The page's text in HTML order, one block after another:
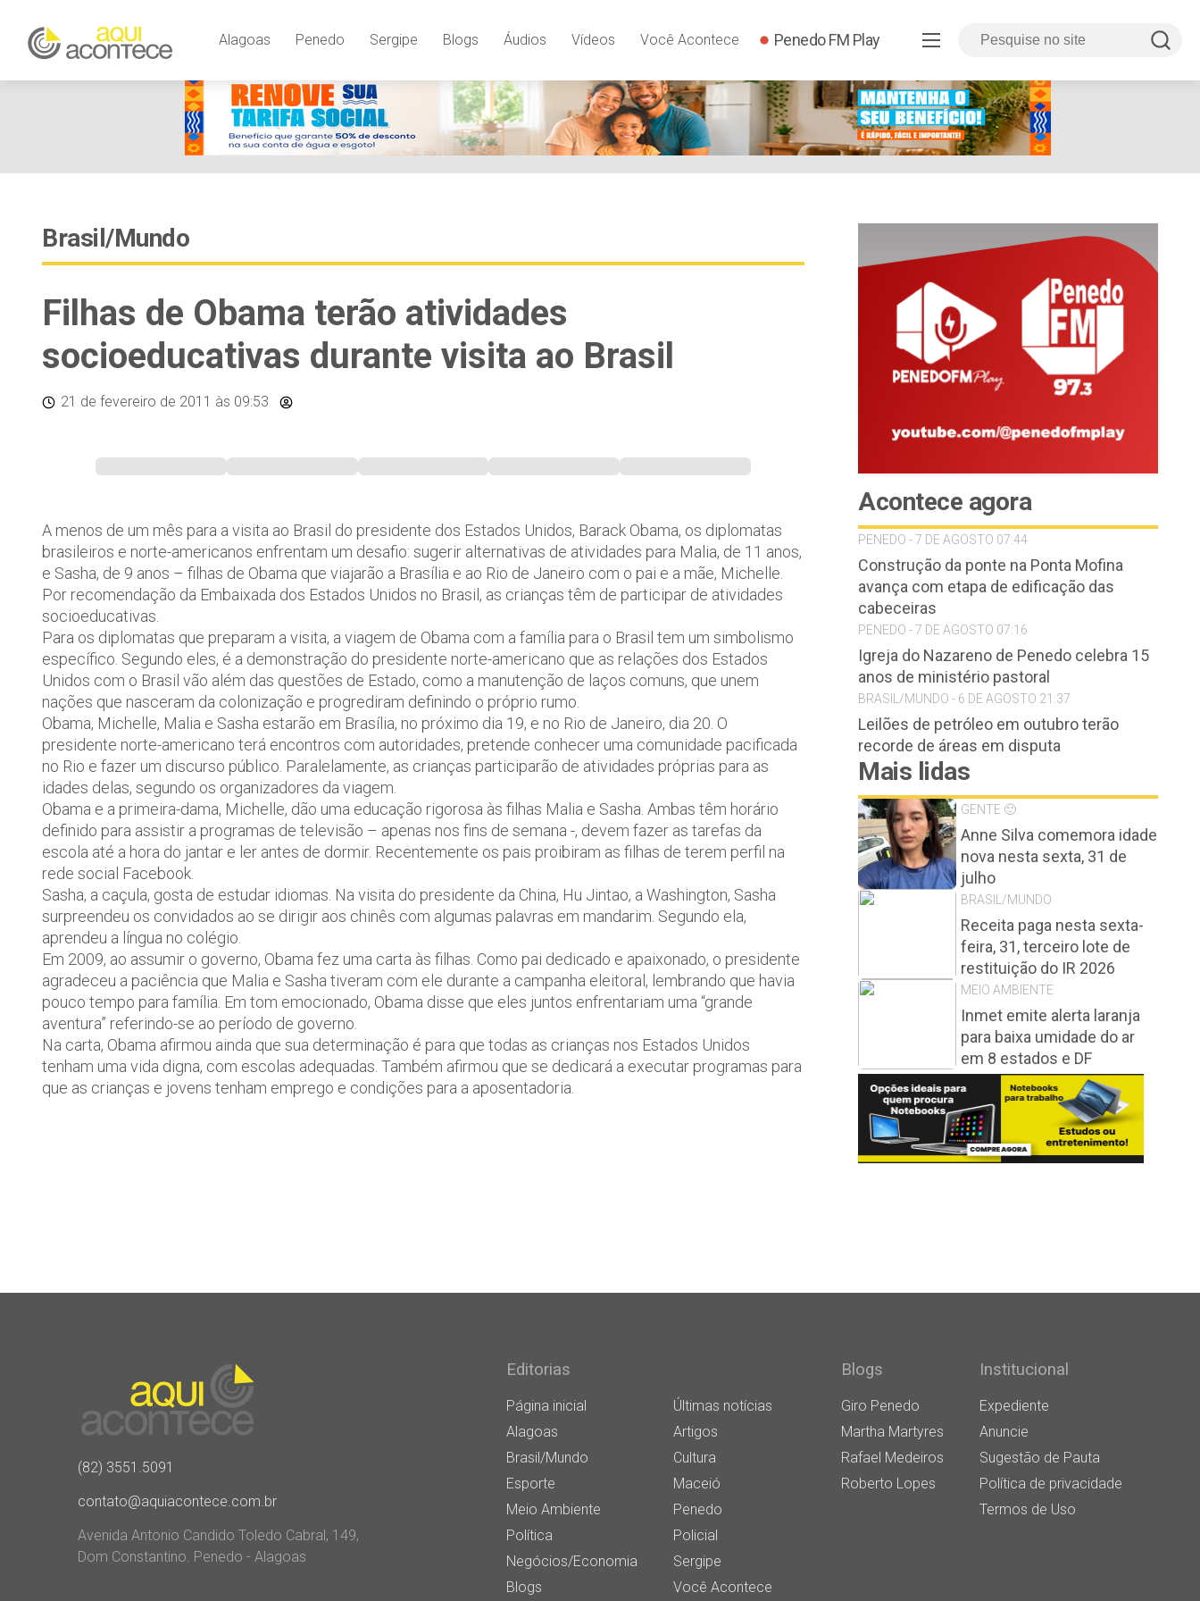
Alagoas Penedo Sergipe Blogs Áudios Vídeos Você Acontece Penedo FM Play
Brasil/Mundo
Filhas de Obama terão atividades
socioeducativas durante visita ao Brasil
21 de fevereiro de 2011 às 09:53
A menos de um mês para a visita ao Brasil do presidente dos Estados Unidos, Barack Obama, os diplomatas
brasileiros e norte-americanos enfrentam um desafio: sugerir alternativas de atividades para Malia, de 11 anos,
e Sasha, de 9 anos – filhas de Obama que viajarão a Brasília e ao Rio de Janeiro com o pai e a mãe, Michelle.
Por recomendação da Embaixada dos Estados Unidos no Brasil, as crianças têm de participar de atividades
socioeducativas.
Para os diplomatas que preparam a visita, a viagem de Obama com a família para o Brasil tem um simbolismo
específico. Segundo eles, é a demonstração do presidente norte-americano que as relações dos Estados
Unidos com o Brasil vão além das questões de Estado, como a manutenção de laços comuns, que unem
nações que nasceram da colonização e progrediram definindo o próprio rumo.
Obama, Michelle, Malia e Sasha estarão em Brasília, no próximo dia 19, e no Rio de Janeiro, dia 20. O
presidente norte-americano terá encontros com autoridades, pretende conhecer uma comunidade pacificada
no Rio e fazer um discurso público. Paralelamente, as crianças participarão de atividades próprias para as
idades delas, segundo os organizadores da viagem.
Obama e a primeira-dama, Michelle, dão uma educação rigorosa às filhas Malia e Sasha. Ambas têm horário
definido para assistir a programas de televisão – apenas nos fins de semana -, devem fazer as tarefas da
escola até a hora do jantar e ler antes de dormir. Recentemente os pais proibiram as filhas de terem perfil na
rede social Facebook.
Sasha, a caçula, gosta de estudar idiomas. Na visita do presidente da China, Hu Jintao, a Washington, Sasha
surpreendeu os convidados ao se dirigir aos chinês com algumas palavras em mandarim. Segundo ela,
aprendeu a língua no colégio.
Em 2009, ao assumir o governo, Obama fez uma carta às filhas. Como pai dedicado e apaixonado, o presidente
agradeceu a paciência que Malia e Sasha tiveram com ele durante a campanha eleitoral, lembrando que havia
pouco tempo para família. Em tom emocionado, Obama disse que eles juntos enfrentariam uma “grande
aventura” referindo-se ao período de governo.
Na carta, Obama afirmou ainda que sua determinação é para que todas as crianças nos Estados Unidos
tenham uma vida digna, com escolas adequadas. Também afirmou que se dedicará a executar programas para
que as crianças e jovens tenham emprego e condições para a aposentadoria.
Acontece agora
PENEDO - 7 DE AGOSTO 07:44
Construção da ponte na Ponta Mofina
avança com etapa de edificação das
cabeceiras
PENEDO - 7 DE AGOSTO 07:16
Igreja do Nazareno de Penedo celebra 15
anos de ministério pastoral
BRASIL/MUNDO - 6 DE AGOSTO 21:37
Leilões de petróleo em outubro terão
recorde de áreas em disputa
Mais lidas
GENTE 🙂
Anne Silva comemora idade
nova nesta sexta, 31 de
julho
BRASIL/MUNDO
Receita paga nesta sexta-
feira, 31, terceiro lote de
restituição do IR 2026
MEIO AMBIENTE
Inmet emite alerta laranja
para baixa umidade do ar
em 8 estados e DF
(82) 3551.5091
contato@aquiacontece.com.br
Avenida Antonio Candido Toledo Cabral, 149,
Dom Constantino. Penedo - Alagoas
Editorias
Página inicial
Últimas notícias
Alagoas
Artigos
Brasil/Mundo
Cultura
Esporte
Maceió
Meio Ambiente
Penedo
Política
Policial
Negócios/Economia
Sergipe
Blogs
Você Acontece
Blogs
Giro Penedo
Martha Martyres
Rafael Medeiros
Roberto Lopes
Institucional
Expediente
Anuncie
Sugestão de Pauta
Política de privacidade
Termos de Uso